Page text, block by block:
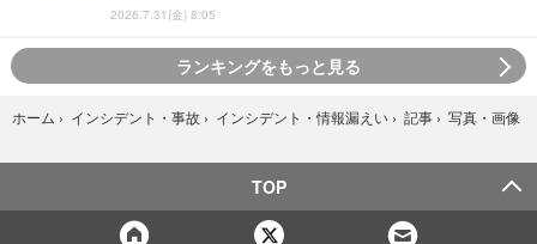
2026.7.31(金) 8:05
ランキングをもっと見る
ホーム › インシデント・事故 › インシデント・情報漏えい › 記事 › 写真・画像
TOP